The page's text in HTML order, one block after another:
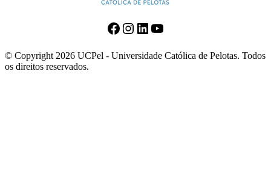
Facebook
Instagram
LinkedIn
Youtube
© Copyright 2026 UCPel - Universidade Católica de Pelotas. Todos
os direitos reservados.